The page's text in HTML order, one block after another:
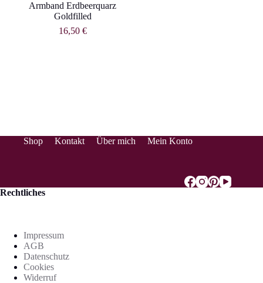
Armband Erdbeerquarz
Goldfilled
16,50 €
Shop Kontakt Über mich Mein Konto
Rechtliches
Impressum
AGB
Datenschutz
Cookies
Widerruf